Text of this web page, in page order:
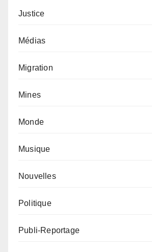
Justice
Médias
Migration
Mines
Monde
Musique
Nouvelles
Politique
Publi-Reportage